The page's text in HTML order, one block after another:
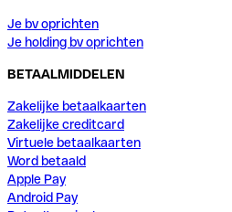
Je bv oprichten
Je holding bv oprichten
BETAALMIDDELEN
Zakelijke betaalkaarten
Zakelijke creditcard
Virtuele betaalkaarten
Word betaald
Apple Pay
Android Pay